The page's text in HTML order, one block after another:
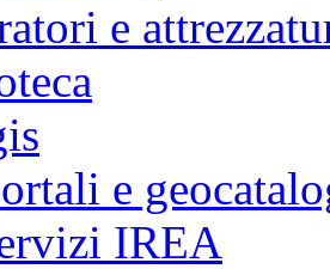
e
e
IREA